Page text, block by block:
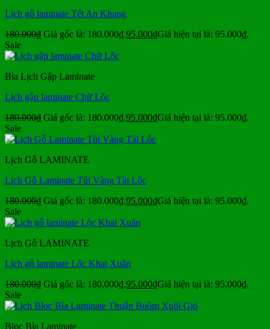
Lịch gỗ laminate Tết An Khang
180.000₫ Giá gốc là: 180.000₫.95.000₫Giá hiện tại là: 95.000₫.
Sale
Bìa Lịch Gập Laminate
Lịch gập laminate Chữ Lộc
180.000₫ Giá gốc là: 180.000₫.95.000₫Giá hiện tại là: 95.000₫.
Sale
Lịch Gỗ LAMINATE
Lịch Gỗ Laminate Túi Vàng Tài Lộc
180.000₫ Giá gốc là: 180.000₫.95.000₫Giá hiện tại là: 95.000₫.
Sale
Lịch Gỗ LAMINATE
Lịch gỗ laminate Lộc Khai Xuân
180.000₫ Giá gốc là: 180.000₫.95.000₫Giá hiện tại là: 95.000₫.
Sale
Bloc Bìa Laminate